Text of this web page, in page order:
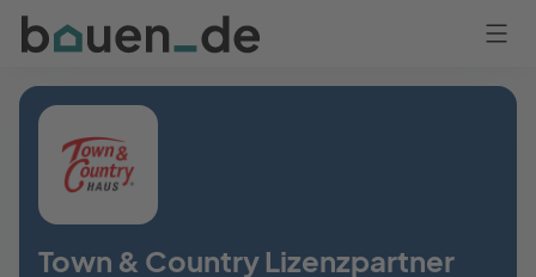
Bauen
Logo
Anmelden
Town & Country Lizenzpartner